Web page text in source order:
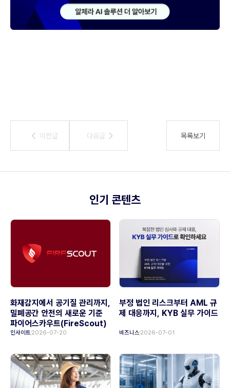
이전글
이전글 다음글
다음글 목록보기
인기 콘텐츠
화재감지에서 공기질 관리까지,
밀폐공간 안전의 새로운 기준
파이어스카우트(FireScout)
인사이트 2026-07-20
부정 법인 리스크부터 AML 규
제 대응까지, KYB 실무 가이드
비즈니스 2026-07-01